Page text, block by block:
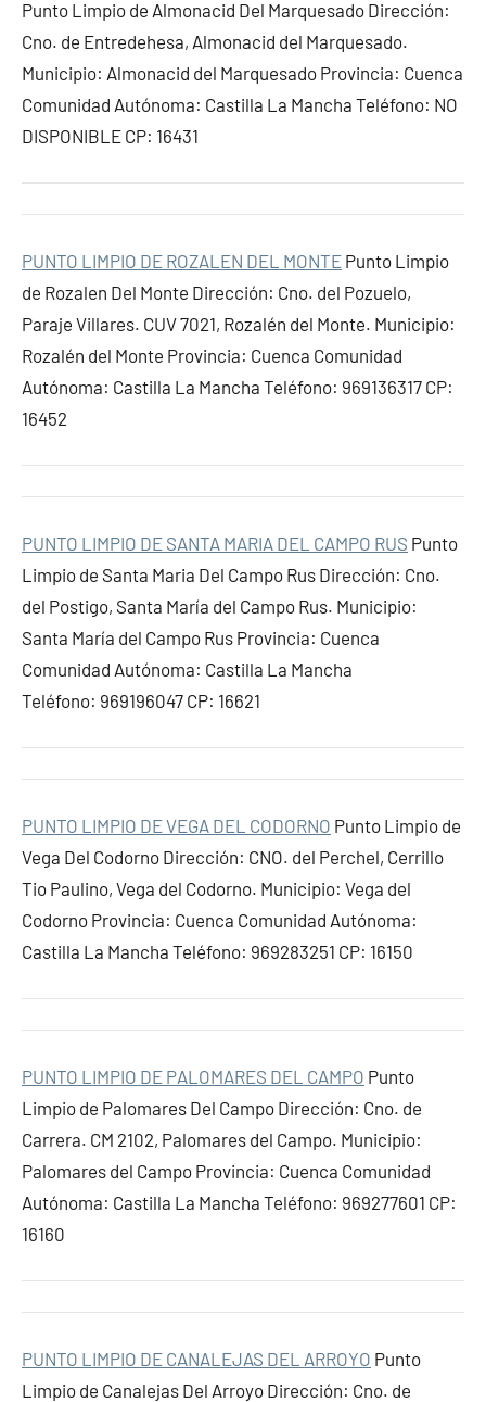
Punto Limpio de Almonacid Del Marquesado Dirección:
Cno. de Entredehesa, Almonacid del Marquesado.
Municipio: Almonacid del Marquesado Provincia: Cuenca
Comunidad Autónoma: Castilla La Mancha Teléfono: NO
DISPONIBLE CP: 16431
PUNTO LIMPIO DE ROZALEN DEL MONTE Punto Limpio
de Rozalen Del Monte Dirección: Cno. del Pozuelo,
Paraje Villares. CUV 7021, Rozalén del Monte. Municipio:
Rozalén del Monte Provincia: Cuenca Comunidad
Autónoma: Castilla La Mancha Teléfono: 969136317 CP:
16452
PUNTO LIMPIO DE SANTA MARIA DEL CAMPO RUS Punto
Limpio de Santa Maria Del Campo Rus Dirección: Cno.
del Postigo, Santa María del Campo Rus. Municipio:
Santa María del Campo Rus Provincia: Cuenca
Comunidad Autónoma: Castilla La Mancha
Teléfono: 969196047 CP: 16621
PUNTO LIMPIO DE VEGA DEL CODORNO Punto Limpio de
Vega Del Codorno Dirección: CNO. del Perchel, Cerrillo
Tio Paulino, Vega del Codorno. Municipio: Vega del
Codorno Provincia: Cuenca Comunidad Autónoma:
Castilla La Mancha Teléfono: 969283251 CP: 16150
PUNTO LIMPIO DE PALOMARES DEL CAMPO Punto
Limpio de Palomares Del Campo Dirección: Cno. de
Carrera. CM 2102, Palomares del Campo. Municipio:
Palomares del Campo Provincia: Cuenca Comunidad
Autónoma: Castilla La Mancha Teléfono: 969277601 CP:
16160
PUNTO LIMPIO DE CANALEJAS DEL ARROYO Punto
Limpio de Canalejas Del Arroyo Dirección: Cno. de